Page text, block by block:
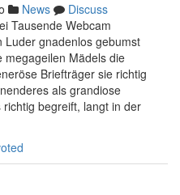
News
Discuss
Tausende Webcam
Luder gnadenlos gebumst
megageilen Mädels die
Briefträger sie richtig
als grandiose
begreift, langt in der